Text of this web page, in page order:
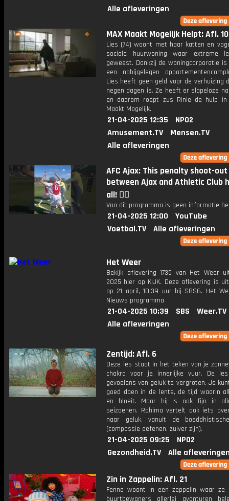
Alle afleveringen
MAX Maakt Mogelijk Helpt: Afl. 10
Lies (74) woont met haar katten en
sociale huurwoning waar extreme
geweest. Dankzij de woningcorporatie
een nabijgelegen
Lies heeft geen geld voor de verhuizing
negen dagen is. Ze heeft er slapeloze
en daarom roept zus Rinie de hulp in
Maakt Mogelijk.
21-04-2025 12:35
NPO2
Amusement.TV
Mensen.TV
Alle afleveringen
AFC Ajax: This penalty shoot-out
between Ajax and Athletic Club
all! 😮‍💨
Van dit programma is geen informatie
21-04-2025 12:00
YouTube
Voetbal.TV
Alle afleveringen
Het Weer
Bekijk aflevering 1735 van Het Weer
2025 hier op KIJK. Deze aflevering is
op 21 april, 10:39 uur bij SBS6. Het
Nieuws programma
21-04-2025 10:39 SBS
Weer.TV
Alle afleveringen
Zentijd: Afl. 6
Deze les staat in het teken van je
chakra voor je innerlijke vuur. De
gevoelens van geluk te vergroten. Je
goed doen in de lente, de tijd waarin
en bloeit. Maar hij is ook fijn in
seizoenen. Rohima vertelt ook iets
naar geluk, vanuit de
(compassie oefenen, zuiver zijn).
21-04-2025 09:25
NPO2
Gezondheid.TV
Alle
Zin in Zappelin: Afl. 21
Fenna woont in een zeppelin waar ze
buurtbewoners allerlei avonturen